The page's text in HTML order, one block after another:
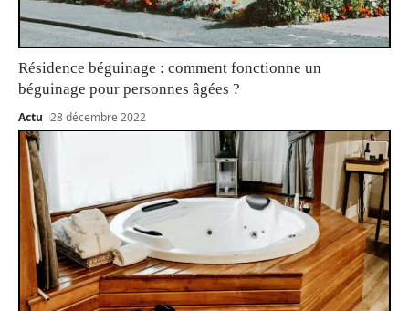
Résidence béguinage : comment fonctionne un
béguinage pour personnes âgées ?
Actu 28 décembre 2022